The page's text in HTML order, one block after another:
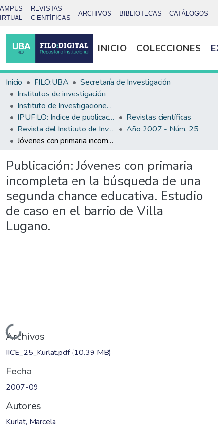
REVISTAS
CIENTÍFICAS
ARCHIVOS BIBLIOTECAS CATÁLOGOS
INICIO COLECCIONES
Inicio FILO:UBA
Secretaría de Investigación
Institutos de investigación
Instituto de Investigaciones Bibliotecológicas (INIBI)
IPUFILO: Indice de publicaciones de la Facultad de Filosofía y Letras
Revistas científicas
Revista del Instituto de Investigaciones en Ciencias de la Educación
Año 2007 - Núm. 25
Jóvenes con primaria incompleta en la búsqueda de una segunda chance educativa. Estudio de caso en el barrio de Villa Lugano.
Publicación:Jóvenes con primaria
incompleta en la búsqueda de una
segunda chance educativa. Estudio
de caso en el barrio de Villa
Lugano.
Cargando...
Archivos
IICE_25_Kurlat.pdf(10.39 MB)
Fecha
2007-09
Autores
Kurlat, Marcela